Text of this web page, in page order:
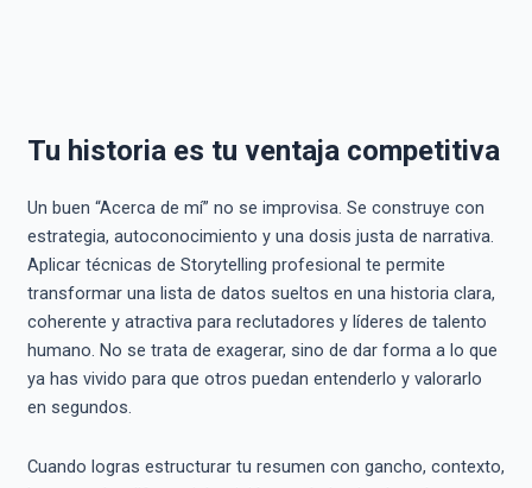
Tu historia es tu ventaja competitiva
Un buen “Acerca de mí” no se improvisa. Se construye con
estrategia, autoconocimiento y una dosis justa de narrativa.
Aplicar técnicas de Storytelling profesional te permite
transformar una lista de datos sueltos en una historia clara,
coherente y atractiva para reclutadores y líderes de talento
humano. No se trata de exagerar, sino de dar forma a lo que
ya has vivido para que otros puedan entenderlo y valorarlo
en segundos.
Cuando logras estructurar tu resumen con gancho, contexto,